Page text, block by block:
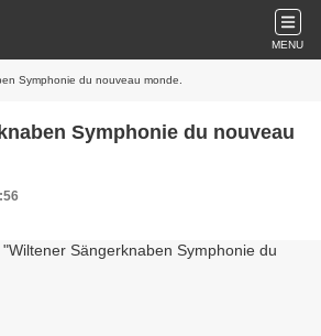
MENU
Symphonie du nouveau monde.
Symphonie du nouveau